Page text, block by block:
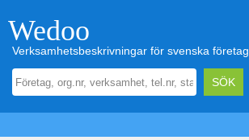
Wedoo
Verksamhetsbeskrivningar för svenska företag